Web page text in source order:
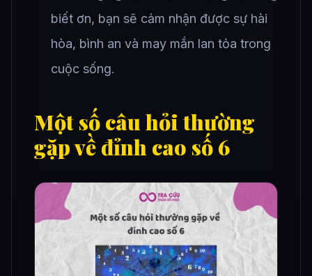
biết ơn, bạn sẽ cảm nhận được sự hài
hòa, bình an và may mắn lan tỏa trong
cuộc sống.
Một số câu hỏi thường
gặp về đỉnh cao số 6